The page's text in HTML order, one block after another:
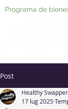
Programa de
Post
Healthy
17 lug 2025